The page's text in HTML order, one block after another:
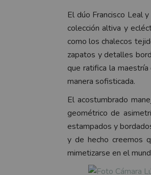
El dúo Francisco Leal
colección altiva y
como los chalecos
zapatos y detalles
que ratifica la maestría
manera sofisticada.
El acostumbrado
geométrico de
estampados y
y de hecho creemos
mimetizarse en el